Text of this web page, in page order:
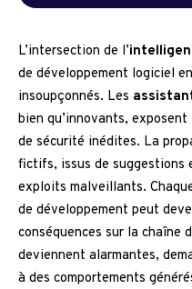
L’intersection de l’
de développement logiciel
insoupçonnés. Les
bien qu’innovants,
de sécurité inédites. La
fictifs, issus de suggestions
exploits malveillants.
de développement peut
conséquences sur la chaîne
deviennent alarmantes,
à des comportements